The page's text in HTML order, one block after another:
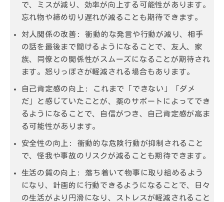
で、ミスが減り、効率が向上する可能性があります。
忘れ物や締め切り遅れが減ることも期待できます。
対人関係の改善:
衝動的な発言や行動が減り、相手
の話を最後まで聞けるようになることで、友人、家
族、同僚との関係性がスムーズになることが期待され
ます。怒りっぽさが軽減される場合もあります。
自己肯定感の向上:
これまで「できない」「ダメ
だ」と感じていたことが、薬のサポートによってでき
るようになることで、自信がつき、自己肯定感が高ま
る可能性があります。
安全性の向上:
衝動的な危険行動が抑制されること
で、怪我や事故のリスクが減ることも期待できます。
生活の質の向上:
落ち着いて物事に取り組めるよう
になり、計画的に行動できるようになることで、日々
の生活がより円滑になり、ストレスが軽減されること